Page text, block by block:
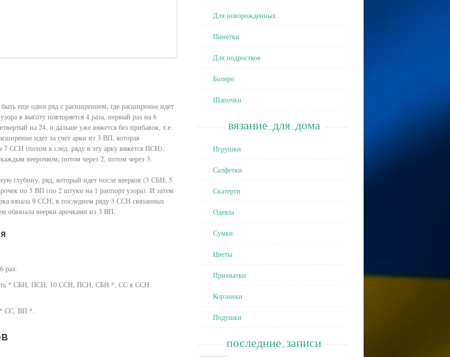
новичку
еще один ряд с расширением, где расширение идет
в высоту повторяется 4 раза, первый раз на 6
на 24, и дальше уже вяжется без прибавок, т.е.
идет за счет арки из 3 ВП, которая
7 ССН (потом в след. ряду в эту арку вяжется ПСН).
веерочком, потом через 2, потом через 3.
глубину, ряд, который идет после веерков (3 СБН, 5
по 5 ВП (по 2 штуки на 1 раппорт узора). И затем
вязала 9 ССН, в последнем ряду 3 ССН связанных
обвязала веерки арочками из 3 ВП.
раз.
* СБН, ПСН, 10 ССН, ПСН, СБН *, СС в ССН
* СС, ВП *.
Для новорожденных
Пинетки
Для подростков
Болеро
Шапочки
вязание_для_дома
Игрушки
Салфетки
Скатерти
Одеяла
Сумки
Цветы
Прихватки
Корзинки
Подушки
последние_записи